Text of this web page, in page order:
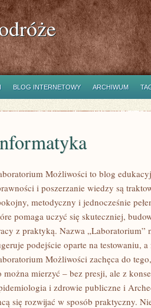
BLOG INTERNETOWY ARCHIWUM
Możliwości to blog
i poszerzanie wiedzy są
metodyczny i jednocześnie
pomaga uczyć się skuteczniej,
z praktyką. Nazwa „Laboratorium”
podejście oparte na testowaniu, a
Możliwości zachęca do
można mierzyć – bez presji, ale z
i zdrowie publiczne i
się rozwijać w sposób praktyczny.